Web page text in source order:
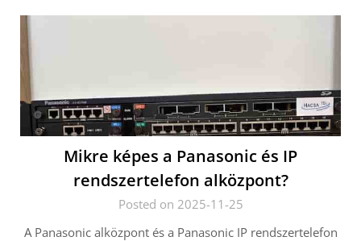
Mikre képes a Panasonic és IP
rendszertelefon alközpont?
Posted on 2025-11-25
A Panasonic alközpont és a Panasonic IP rendszertelefon